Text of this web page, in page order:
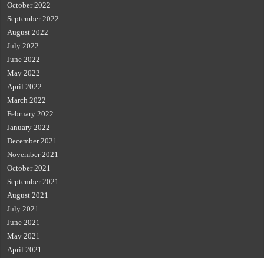
October 2022
September 2022
August 2022
July 2022
June 2022
May 2022
April 2022
March 2022
February 2022
January 2022
December 2021
November 2021
October 2021
September 2021
August 2021
July 2021
June 2021
May 2021
April 2021